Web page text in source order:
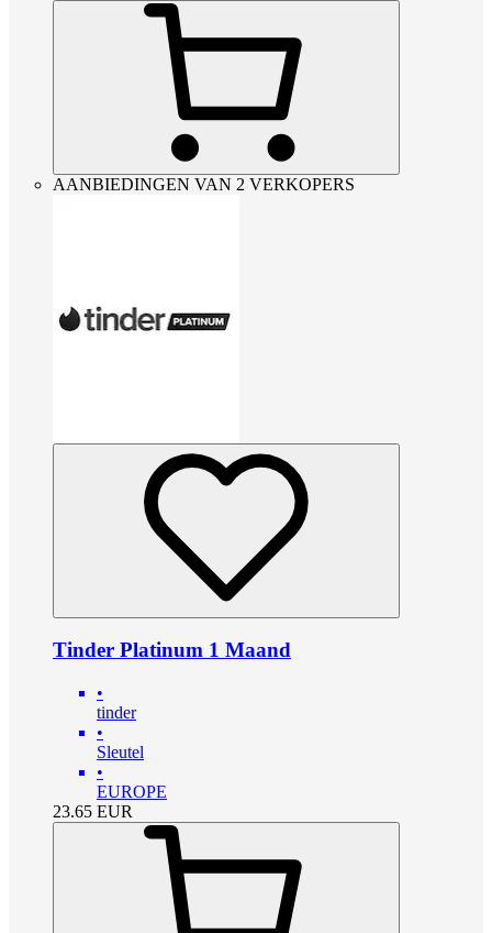
AANBIEDINGEN VAN 2 VERKOPERS
Tinder Platinum 1 Maand
•
tinder
•
Sleutel
•
EUROPE
23.65 EUR